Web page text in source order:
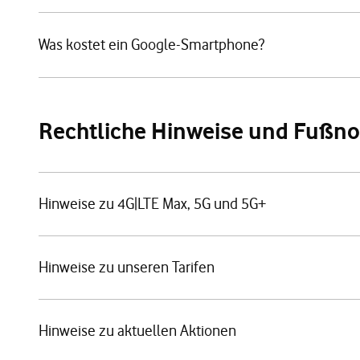
Was kostet ein Google-Smartphone?
Rechtliche Hinweise und
Hinweise zu 4G|LTE Max, 5G und 5G+
Hinweise zu unseren Tarifen
Hinweise zu aktuellen Aktionen